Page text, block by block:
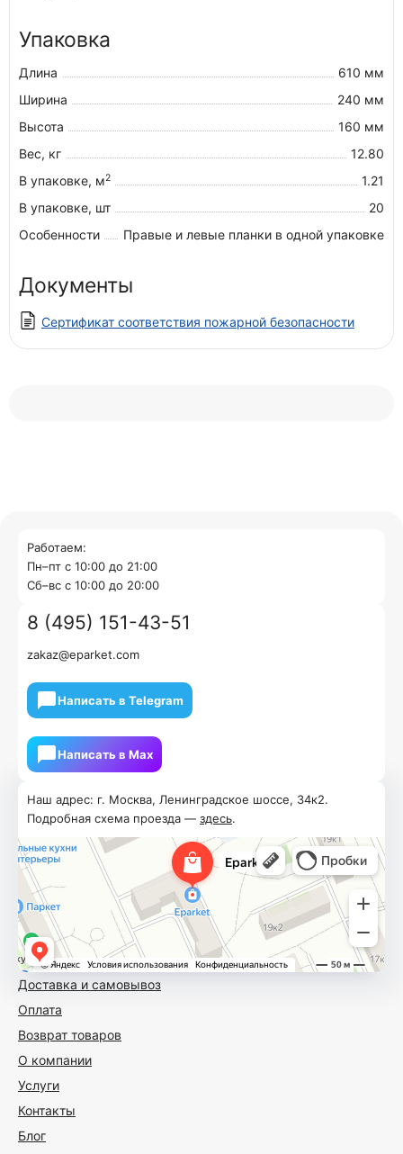
Упаковка
Длина
610 мм
Ширина
240 мм
Высота
160 мм
Вес, кг
12.80
В упаковке, м2
1.21
В упаковке, шт
20
Особенности
Правые и левые планки в одной упаковке
Документы
Сертификат соответствия пожарной безопасности
Доставка и самовывоз
Оплата
Возврат товаров
О компании
Услуги
Контакты
Блог
Наш адрес: г. Москва, Ленинградское шоссе, 34к2.
Подробная схема проезда — здесь.
Работаем:
Пн–пт с 10:00 до 21:00
Cб–вс с 10:00 до 20:00
8 (495) 151-43-51
zakaz@eparket.com
Написать в Telegram
Написать в Мах